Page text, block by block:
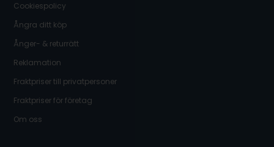
Cookiespolicy
Ångra ditt köp
Ånger- & returrätt
Reklamation
Fraktpriser till privatpersoner
Fraktpriser för företag
Om oss